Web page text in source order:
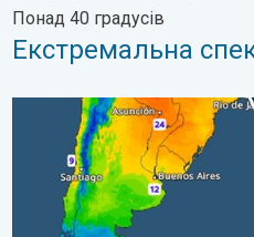
Понад 40 градусів
Екстремальна
Крижані вітання з Південної